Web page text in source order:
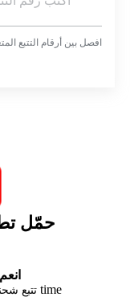
خدمة الإرجاع
افصل بين أرقام التتبع
حمّل
تتبعtime